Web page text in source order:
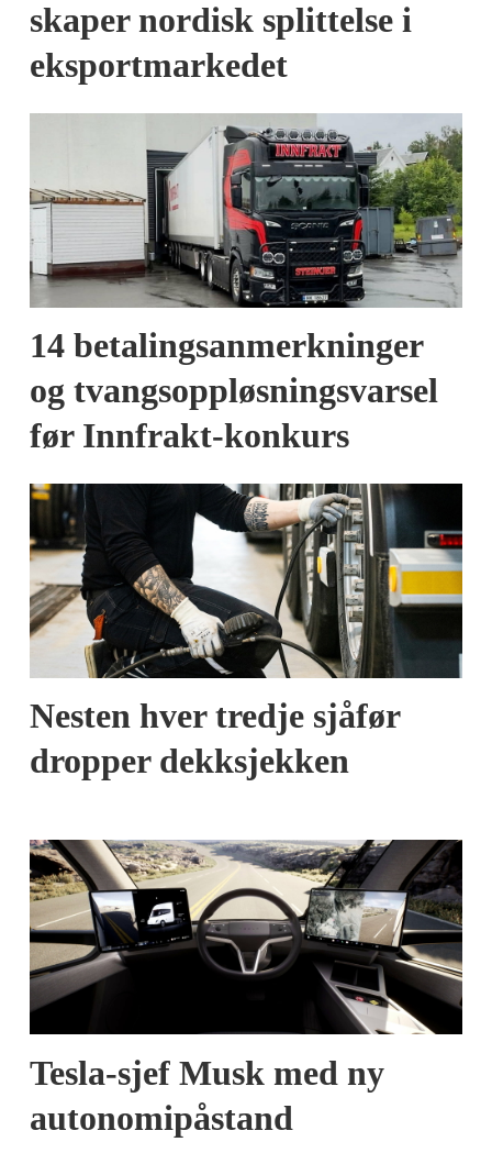
skaper nordisk splittelse i
eksportmarkedet
14 betalingsanmerkninger
og tvangsoppløsningsvarsel
før Innfrakt-konkurs
Nesten hver tredje sjåfør
dropper dekksjekken
Tesla-sjef Musk med ny
autonomipåstand